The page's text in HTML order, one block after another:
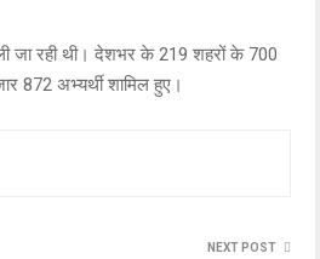
ली जा रही थी। देशभर के 219 शहरों के 700
872 अभ्यर्थी शामिल हुए।
NEXT POST